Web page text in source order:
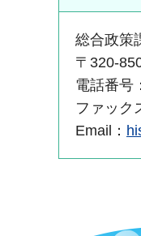
総合政策
〒320-
電話番号
ファック
Email：